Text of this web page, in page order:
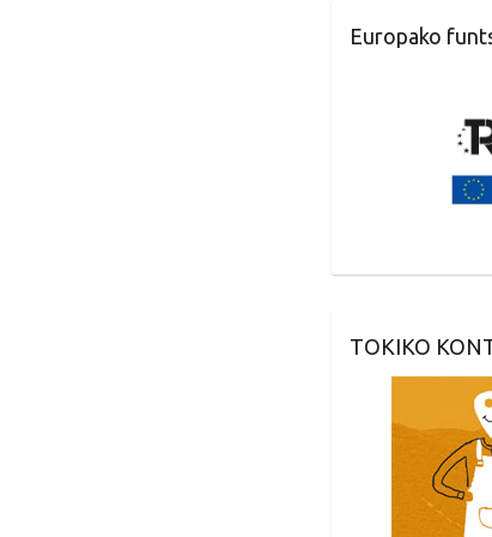
Europako
TOKIKO